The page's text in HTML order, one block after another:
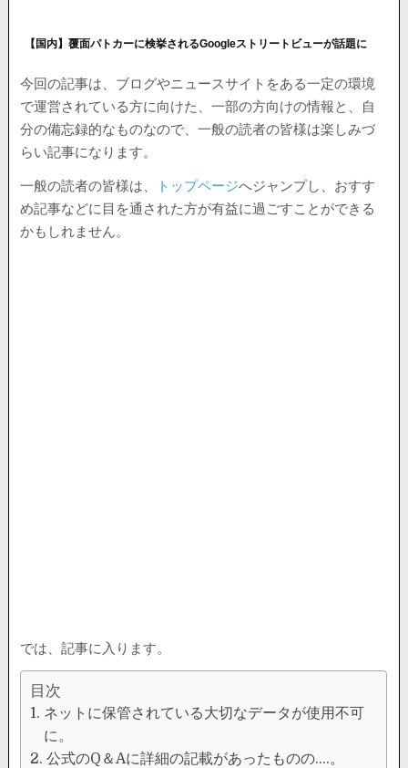
【国内】覆面パトカーに検挙されるGoogleストリートビューが話題に
今回の記事は、ブログやニュースサイトをある一定の環境
で運営されている方に向けた、一部の方向けの情報と、自
分の備忘録的なものなので、一般の読者の皆様は楽しみづ
らい記事になります。
一般の読者の皆様は、 トップページへジャンプし、おすす
め記事などに目を通された方が有益に過ごすことができる
かもしれません。
では、記事に入ります。
目次
ネットに保管されている大切なデータが使用不可
に。
公式のQ＆Aに詳細の記載があったものの….。